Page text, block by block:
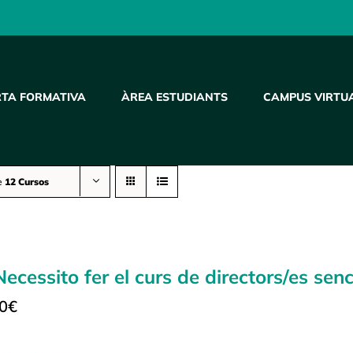
FORMATIVA ÀREA ESTUDIANTS CAMPUS
12 Cursos
fer el curs de directors/es
€